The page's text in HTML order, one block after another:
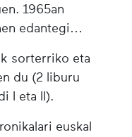
1965an
edantegi
sorterriko eta
du (2 liburu
I eta II).
euskal